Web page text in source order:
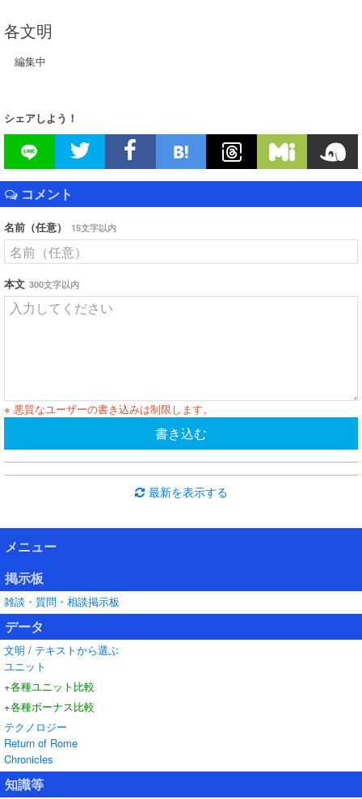
各文明
編集中
シェアしよう！
コメント
名前（任意） 15文字以内
本文 300文字以内
※ 悪質なユーザーの書き込みは制限します。
書き込む
最新を表示する
メニュー
掲示板
雑談・質問・相談掲示板
データ
文明 / テキストから選ぶ
ユニット
+各種ユニット比較
+各種ボーナス比較
テクノロジー
Return of Rome
Chronicles
知識等